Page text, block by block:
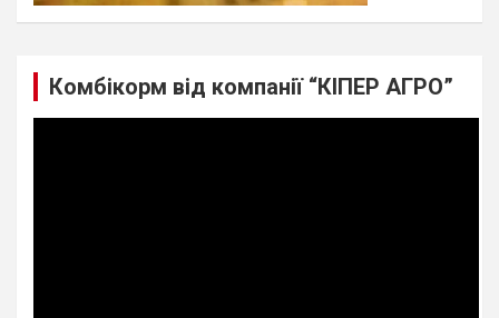
Комбікорм від компанії “КІПЕР АГРО”